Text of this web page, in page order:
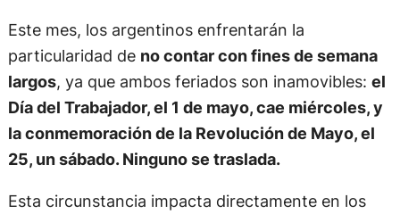
Este mes, los argentinos enfrentarán la
particularidad de no contar con fines de semana
largos, ya que ambos feriados son inamovibles: el
Día del Trabajador, el 1 de mayo, cae miércoles, y
la conmemoración de la Revolución de Mayo, el
25, un sábado. Ninguno se traslada.
Esta circunstancia impacta directamente en los